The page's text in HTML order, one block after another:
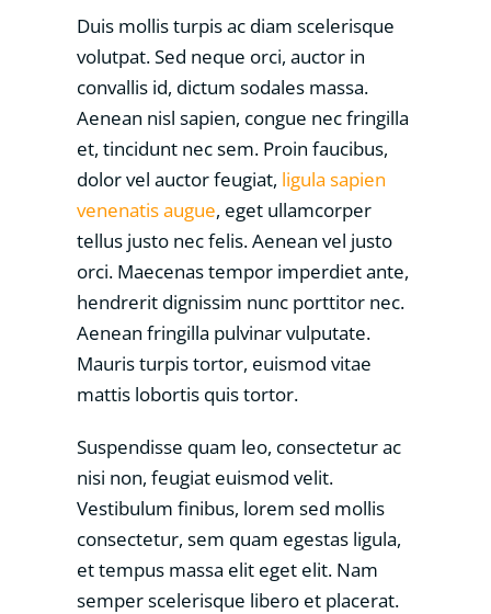
Duis mollis turpis ac diam scelerisque
volutpat. Sed neque orci, auctor in
convallis id, dictum sodales massa.
Aenean nisl sapien, congue nec fringilla
et, tincidunt nec sem. Proin faucibus,
dolor vel auctor feugiat, ligula sapien
venenatis augue, eget ullamcorper
tellus justo nec felis. Aenean vel justo
orci. Maecenas tempor imperdiet ante,
hendrerit dignissim nunc porttitor nec.
Aenean fringilla pulvinar vulputate.
Mauris turpis tortor, euismod vitae
mattis lobortis quis tortor.
Suspendisse quam leo, consectetur ac
nisi non, feugiat euismod velit.
Vestibulum finibus, lorem sed mollis
consectetur, sem quam egestas ligula,
et tempus massa elit eget elit. Nam
semper scelerisque libero et placerat.